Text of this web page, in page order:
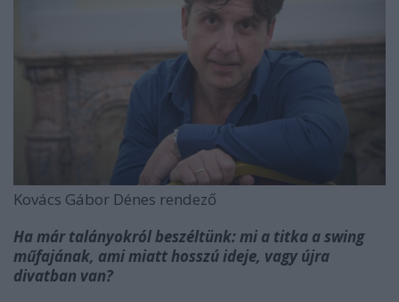
Kovács Gábor Dénes rendező
Ha már talányokról beszéltünk: mi a titka a swing
műfajának, ami miatt hosszú ideje, vagy újra
divatban van?